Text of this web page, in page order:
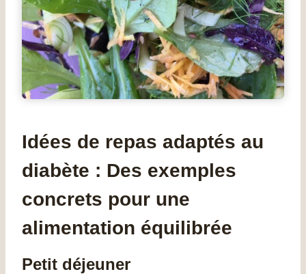
Idées de repas adaptés au
diabète : Des exemples
concrets pour une
alimentation équilibrée
Petit déjeuner